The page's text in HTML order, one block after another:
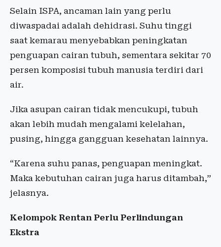
Selain ISPA, ancaman lain yang perlu
diwaspadai adalah dehidrasi. Suhu tinggi
saat kemarau menyebabkan peningkatan
penguapan cairan tubuh, sementara sekitar 70
persen komposisi tubuh manusia terdiri dari
air.
Jika asupan cairan tidak mencukupi, tubuh
akan lebih mudah mengalami kelelahan,
pusing, hingga gangguan kesehatan lainnya.
“Karena suhu panas, penguapan meningkat.
Maka kebutuhan cairan juga harus ditambah,”
jelasnya.
Kelompok Rentan Perlu Perlindungan
Ekstra